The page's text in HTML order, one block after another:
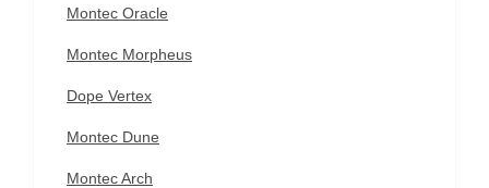
Montec Oracle
Montec Morpheus
Dope Vertex
Montec Dune
Montec Arch